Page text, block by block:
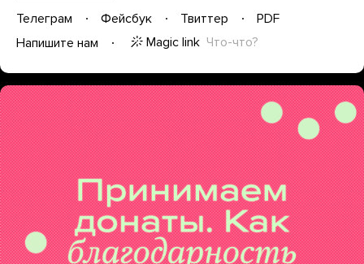
Телеграм Фейсбук Твиттер
PDF
Напишите нам
Magic link Что-что?